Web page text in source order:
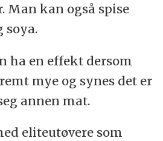
Man kan også spise
soya.
ha en effekt dersom
mye og synes det er
annen mat.
eliteutøvere som